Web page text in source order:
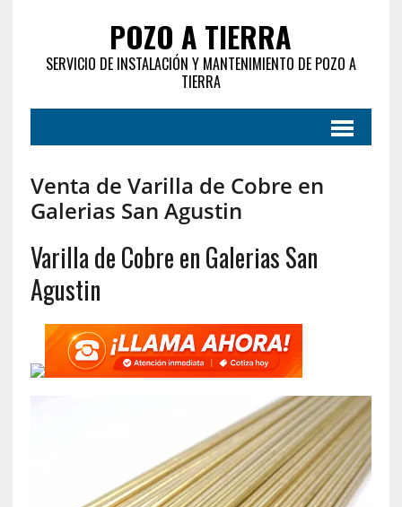
POZO A TIERRA
SERVICIO DE INSTALACIÓN Y MANTENIMIENTO DE POZO A
TIERRA
Venta de Varilla de Cobre en
Galerias San Agustin
Varilla de Cobre en Galerias San
Agustin